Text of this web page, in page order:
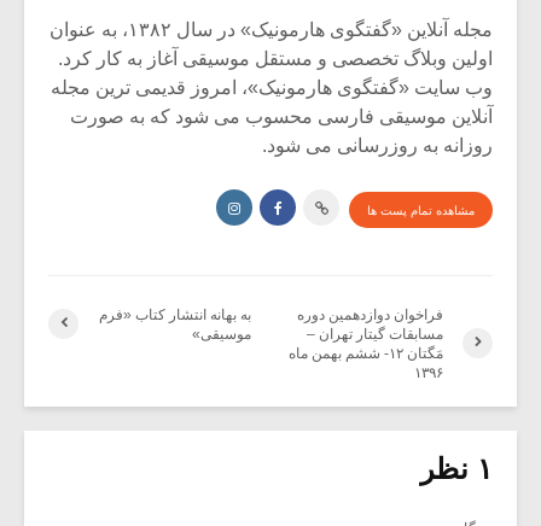
مجله آنلاین «گفتگوی هارمونیک» در سال ۱۳۸۲، به عنوان
اولین وبلاگ تخصصی و مستقل موسیقی آغاز به کار کرد.
وب سایت «گفتگوی هارمونیک»، امروز قدیمی ترین مجله
آنلاین موسیقی فارسی محسوب می شود که به صورت
روزانه به روزرسانی می شود.
مشاهده تمام پست ها
به بهانه انتشار کتاب «فرم
موسیقی»
فراخوان دوازدهمین دوره
مسابقات گیتار تهران –
مَگتان ۱۲- ششم بهمن ماه
۱۳۹۶
۱ نظر